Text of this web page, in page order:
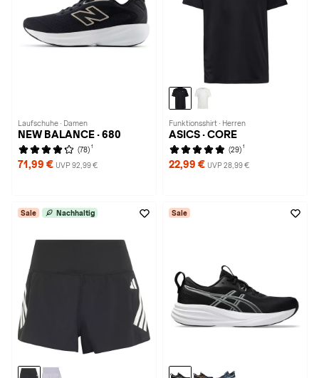
Laufschuhe · Damen
NEW BALANCE · 680
(78) 1
71,99 € UVP 92,99 €
Funktionsshirt · Herren
ASICS · CORE
(29) 1
22,99 € UVP 28,99 €
Sale Nachhaltig Sale